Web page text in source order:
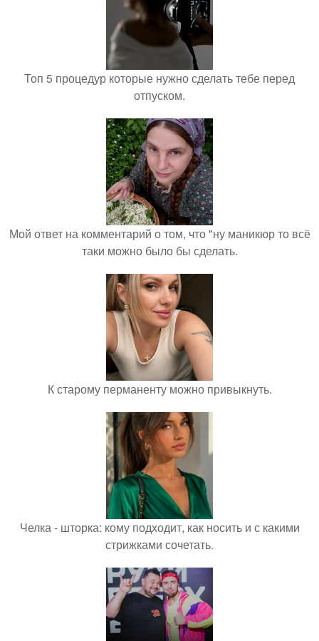
Топ 5 процедур которые нужно сделать тебе перед
отпуском.
Мой ответ на комментарий о том, что "ну маникюр то всё
таки можно было бы сделать.
К старому перманенту можно привыкнуть.
Челка - шторка: кому подходит, как носить и с какими
стрижками сочетать.